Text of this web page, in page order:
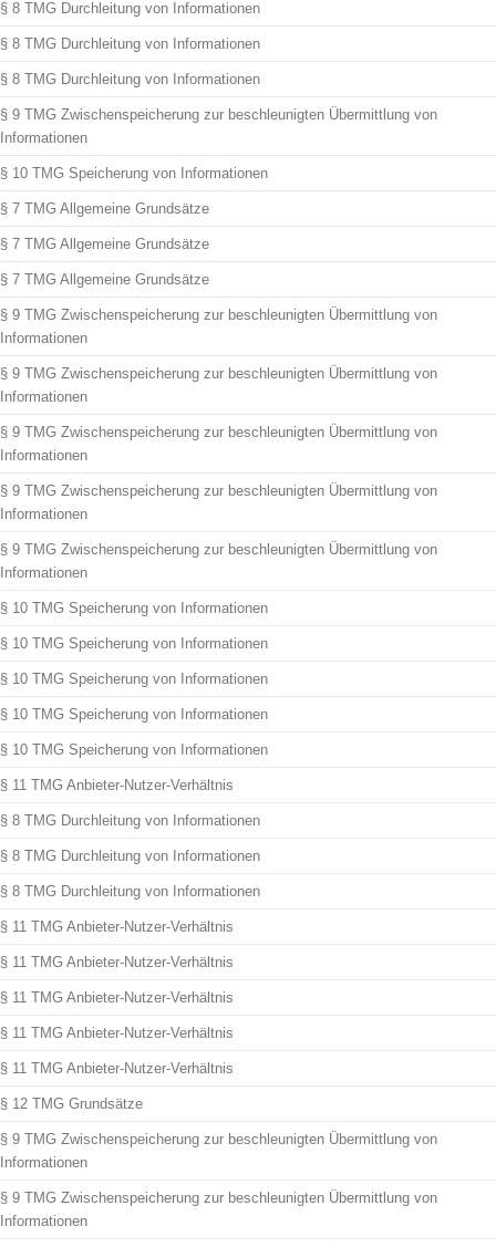
§ 8 TMG Durchleitung von Informationen
§ 8 TMG Durchleitung von Informationen
§ 8 TMG Durchleitung von Informationen
§ 9 TMG Zwischenspeicherung zur beschleunigten Übermittlung von
Informationen
§ 10 TMG Speicherung von Informationen
§ 7 TMG Allgemeine Grundsätze
§ 7 TMG Allgemeine Grundsätze
§ 7 TMG Allgemeine Grundsätze
§ 9 TMG Zwischenspeicherung zur beschleunigten Übermittlung von
Informationen
§ 9 TMG Zwischenspeicherung zur beschleunigten Übermittlung von
Informationen
§ 9 TMG Zwischenspeicherung zur beschleunigten Übermittlung von
Informationen
§ 9 TMG Zwischenspeicherung zur beschleunigten Übermittlung von
Informationen
§ 9 TMG Zwischenspeicherung zur beschleunigten Übermittlung von
Informationen
§ 10 TMG Speicherung von Informationen
§ 10 TMG Speicherung von Informationen
§ 10 TMG Speicherung von Informationen
§ 10 TMG Speicherung von Informationen
§ 10 TMG Speicherung von Informationen
§ 11 TMG Anbieter-Nutzer-Verhältnis
§ 8 TMG Durchleitung von Informationen
§ 8 TMG Durchleitung von Informationen
§ 8 TMG Durchleitung von Informationen
§ 11 TMG Anbieter-Nutzer-Verhältnis
§ 11 TMG Anbieter-Nutzer-Verhältnis
§ 11 TMG Anbieter-Nutzer-Verhältnis
§ 11 TMG Anbieter-Nutzer-Verhältnis
§ 11 TMG Anbieter-Nutzer-Verhältnis
§ 12 TMG Grundsätze
§ 9 TMG Zwischenspeicherung zur beschleunigten Übermittlung von
Informationen
§ 9 TMG Zwischenspeicherung zur beschleunigten Übermittlung von
Informationen